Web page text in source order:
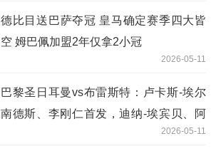
德比目送巴萨夺冠 皇马确定赛季四大皆
空 姆巴佩加盟2年仅拿2小冠
2026-05-11
巴黎圣日耳曼vs布雷斯特：卢卡斯-埃尔
南德斯、李刚仁首发，迪纳-埃宾贝、阿
2026-05-11